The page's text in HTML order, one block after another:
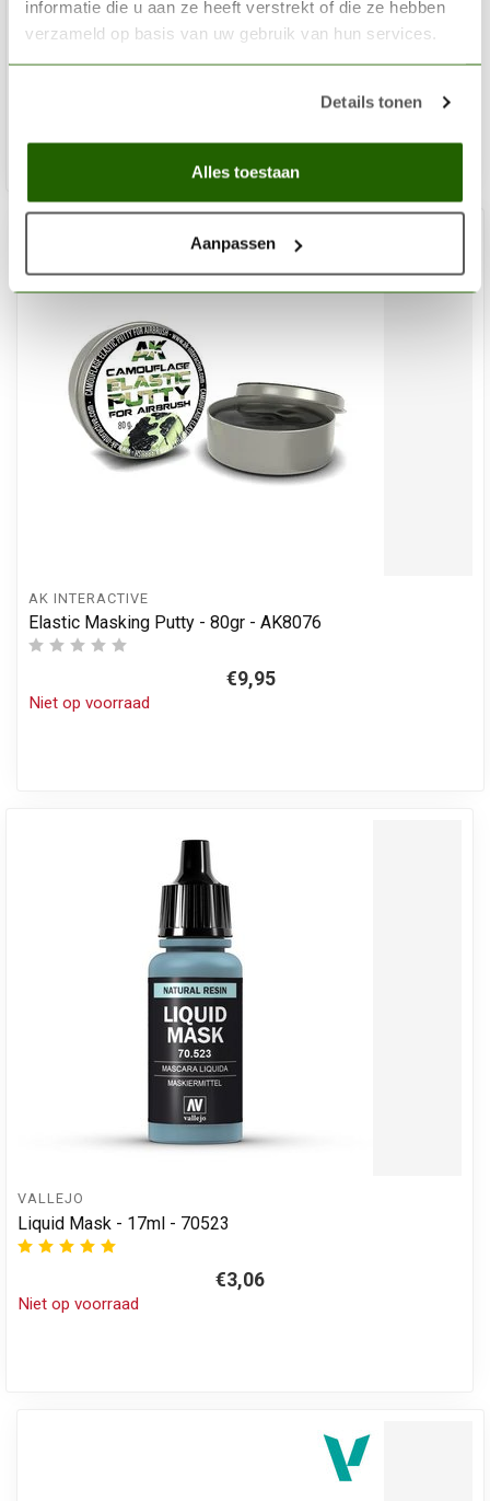
informatie die u aan ze heeft verstrekt of die ze hebben
verzameld op basis van uw gebruik van hun services.
Details tonen
Alles toestaan
Aanpassen
Masking Tape 2x 2mm - PMA2002
AK INTERACTIVE
Elastic Masking Putty - 80gr - AK8076
€9,95
Niet op voorraad
VALLEJO
Liquid Mask - 17ml - 70523
€3,06
Niet op voorraad